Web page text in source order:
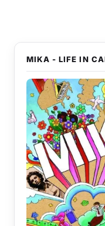
MIKA - LIFE IN